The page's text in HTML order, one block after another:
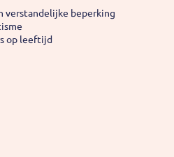
verstandelijke beperking
op leeftijd